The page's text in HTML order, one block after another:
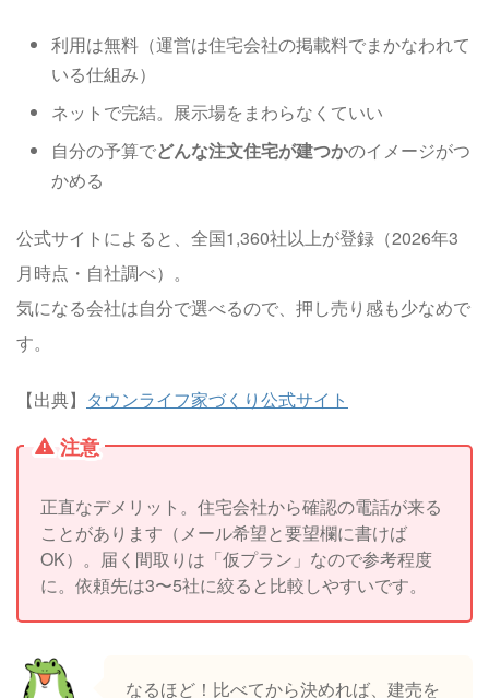
利用は無料（運営は住宅会社の掲載料でまかなわれて
いる仕組み）
ネットで完結。展示場をまわらなくていい
自分の予算でどんな注文住宅が建つかのイメージがつ
かめる
公式サイトによると、全国1,360社以上が登録（2026年3
月時点・自社調べ）。
気になる会社は自分で選べるので、押し売り感も少なめで
す。
【出典】 タウンライフ家づくり公式サイト
注意
正直なデメリット。住宅会社から確認の電話が来る
ことがあります（メール希望と要望欄に書けば
OK）。届く間取りは「仮プラン」なので参考程度
に。依頼先は3〜5社に絞ると比較しやすいです。
なるほど！比べてから決めれば、建売を